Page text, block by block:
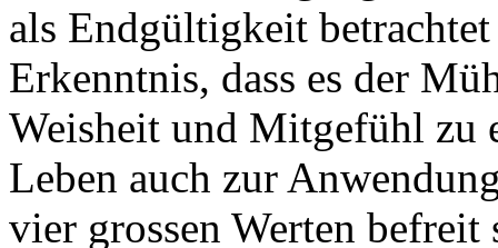
als Endgültigkeit
Erkenntnis, dass es der
Weisheit und Mitgefühl zu
Leben auch zur
vier grossen Werten